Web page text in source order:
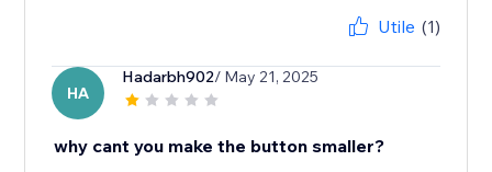
Utile (1)
HA
Hadarbh902/ May 21, 2025
why cant you make the button smaller?